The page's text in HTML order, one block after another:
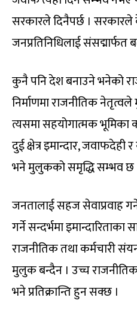
सरकारले दिनैपर्छ ।
जनप्रतिनिधिलाई संसद्मार्फत
कुनै पनि देश बनाउने भनेको
निर्माणमा राजनीतिक
त्यसमा सहयोगात्मक भूमिका
दुई क्षेत्र इमान्दार, जवाफदेही
भने मुलुकको समृद्धि सम्भव छ
जनतालाई सहज सेवाप्रवाह
गर्ने सन्दर्भमा
राजनीतिक तथा कर्मचारी
मुलुक बन्दैन । उच्च राजनीतिक
भने प्रतिक्रान्ति हुन सक्छ ।